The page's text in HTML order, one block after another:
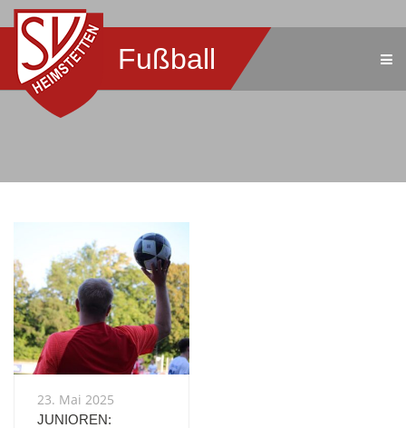
Fußball
23. Mai 2025
JUNIOREN: